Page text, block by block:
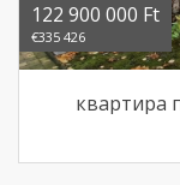
122 900 000 Ft
€335 426
квартира